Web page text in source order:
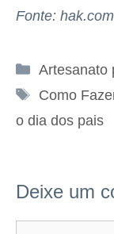
Fonte:
Categorias
Artesanato
Tags
Como
o dia dos pais
Deixe um